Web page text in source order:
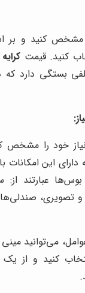
مشخص کنید و بر
کنید. قیمت
بستگی دارد که
نیاز خود را مشخص
دارای این امکانات
عبارتند از:
تصویری،
می‌توانید
کنید و از